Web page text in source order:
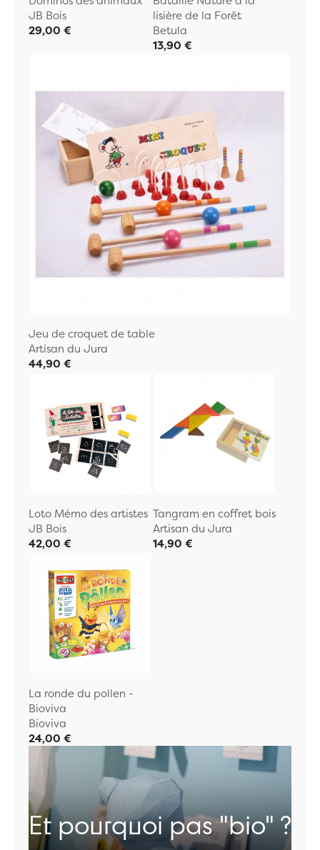
JB Bois
29,00 €
lisière de la Forêt
Betula
13,90 €
Jeu de croquet de table
Artisan du Jura
44,90 €
Loto Mémo des artistes
JB Bois
42,00 €
Tangram en coffret bois
Artisan du Jura
14,90 €
La ronde du pollen -
Bioviva
Bioviva
24,00 €
Et pourquoi pas "bio" ?